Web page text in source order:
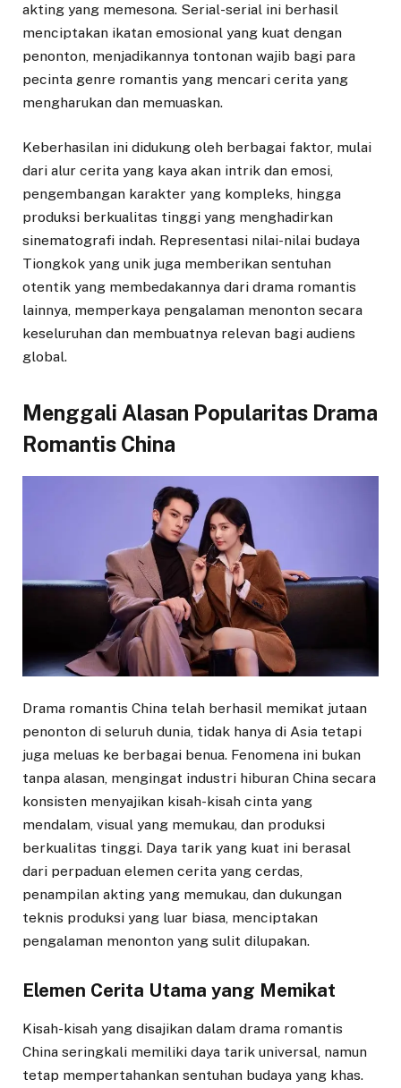
akting yang memesona. Serial-serial ini berhasil
menciptakan ikatan emosional yang kuat dengan
penonton, menjadikannya tontonan wajib bagi para
pecinta genre romantis yang mencari cerita yang
mengharukan dan memuaskan.
Keberhasilan ini didukung oleh berbagai faktor, mulai
dari alur cerita yang kaya akan intrik dan emosi,
pengembangan karakter yang kompleks, hingga
produksi berkualitas tinggi yang menghadirkan
sinematografi indah. Representasi nilai-nilai budaya
Tiongkok yang unik juga memberikan sentuhan
otentik yang membedakannya dari drama romantis
lainnya, memperkaya pengalaman menonton secara
keseluruhan dan membuatnya relevan bagi audiens
global.
Menggali Alasan Popularitas Drama
Romantis China
Drama romantis China telah berhasil memikat jutaan
penonton di seluruh dunia, tidak hanya di Asia tetapi
juga meluas ke berbagai benua. Fenomena ini bukan
tanpa alasan, mengingat industri hiburan China secara
konsisten menyajikan kisah-kisah cinta yang
mendalam, visual yang memukau, dan produksi
berkualitas tinggi. Daya tarik yang kuat ini berasal
dari perpaduan elemen cerita yang cerdas,
penampilan akting yang memukau, dan dukungan
teknis produksi yang luar biasa, menciptakan
pengalaman menonton yang sulit dilupakan.
Elemen Cerita Utama yang Memikat
Kisah-kisah yang disajikan dalam drama romantis
China seringkali memiliki daya tarik universal, namun
tetap mempertahankan sentuhan budaya yang khas.